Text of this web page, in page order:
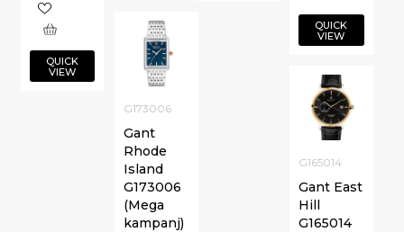
QUICK
VIEW
QUICK
VIEW
G173006
Gant
Rhode
Island
G173006
(Mega
kampanj)
G165014
Gant East
Hill
G165014